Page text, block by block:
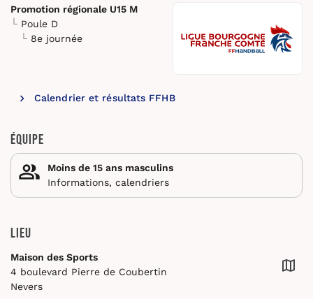
Promotion régionale U15 M
Poule D
8e journée
Calendrier et résultats FFHB
Équipe
Moins de 15 ans masculins
Informations, calendriers
Lieu
Maison des Sports
4 boulevard Pierre de Coubertin
Nevers